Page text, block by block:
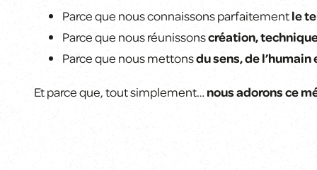
Parce que nous connaissons parfaitementle
Parce que nous réunissonscréation,
Parce que nous mettonsdu sens, de l’humain
Et parce que, tout simplement… nous adorons ce